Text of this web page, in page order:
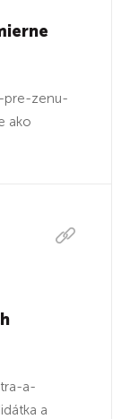
pre-zenu-
ako
a-
a